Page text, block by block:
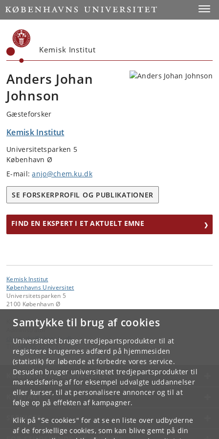
Samtykke til brug af cookies
Universitetet bruger tredjepartsprodukter til at
registrere brugernes adfærd på hjemmesiden
(statistik) for løbende at forbedre vores service.
Desuden bruger universitetet tredjepartsprodukter til
markedsføring af for eksempel udvalgte uddannelser
eller kurser, til at personalisere annoncer og til at
følge op på effekten af kampagner.
Klik på "Se cookies" for at se en liste over udbyderne
af de forskellige cookies, som kan blive gemt på din
Start
Kemisk Institut
Anders Johan
Johnson
Gæsteforsker
Kemisk Institut
Universitetsparken 5
København Ø
E-mail:anjo@chem.ku.dk
SE FORSKERPROFIL OG PUBLIKATIONER
FIND EN EKSPERT I ET AKTUELT EMNE
Kemisk Institut
Københavns Universitet
Universitetsparken 5
2100 København Ø
Kontakt:
Administrator
chemadm@chem. ku.dk
KØBENHAVNS UNIVERSITET
KONTAKT
SERVICES